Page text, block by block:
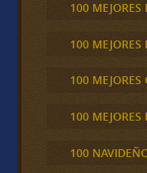
100 MEJORES
100 MEJORES
100 MEJORES
100 MEJORES
100